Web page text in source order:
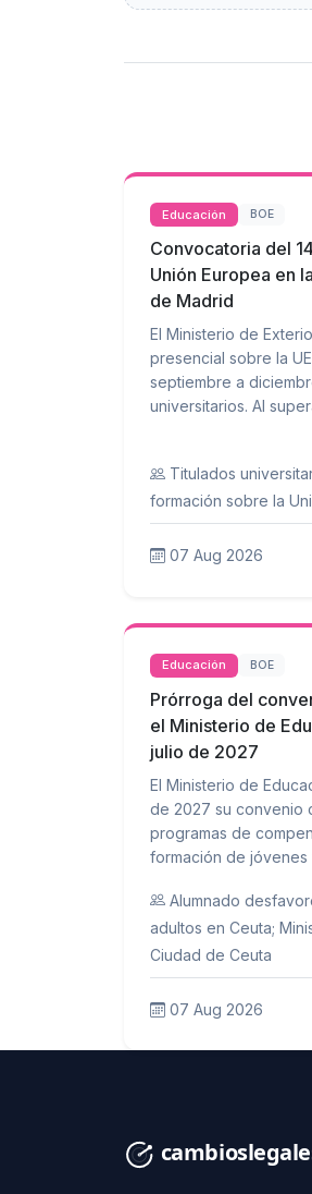
Educación BOE
Convocatoria del
Unión Europea en
de Madrid
El Ministerio de
presencial sobre la
septiembre a
universitarios. Al
Titulados
formación sobre la
07 Aug 2026
Educación BOE
Prórroga del
el Ministerio de
julio de 2027
El Ministerio de
de 2027 su convenio
programas de
formación de jóvenes
Alumnado
adultos en Ceuta;
Ciudad de Ceuta
07 Aug 2026